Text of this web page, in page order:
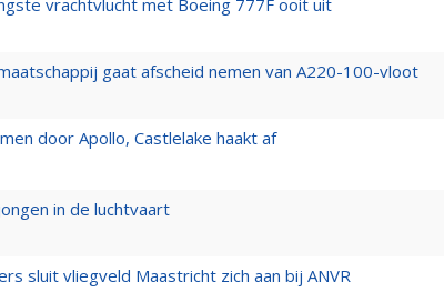
vrachtvlucht met Boeing 777F ooit uit
gaat afscheid nemen van A220-100-vloot
door Apollo, Castlelake haakt af
in de luchtvaart
sluit vliegveld Maastricht zich aan bij ANVR